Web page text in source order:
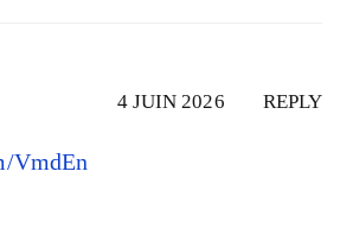
REPLY
4 JUIN 2026
VmdEn